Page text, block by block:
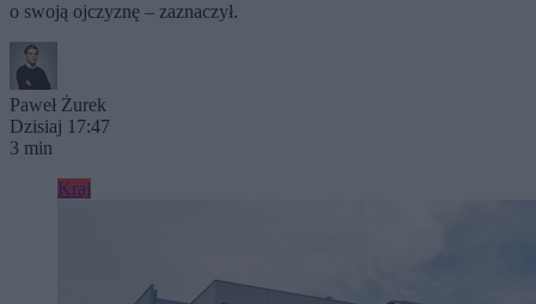
o swoją ojczyznę – zaznaczył.
Paweł Żurek
Dzisiaj 17:47
3 min
Kraj